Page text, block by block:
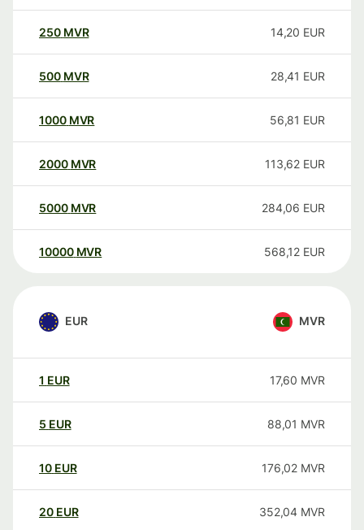
250 MVR 14,20 EUR
500 MVR 28,41 EUR
1000 MVR 56,81 EUR
2000 MVR 113,62 EUR
5000 MVR 284,06 EUR
10000 MVR 568,12 EUR
EUR MVR
1 EUR 17,60 MVR
5 EUR 88,01 MVR
10 EUR 176,02 MVR
20 EUR 352,04 MVR